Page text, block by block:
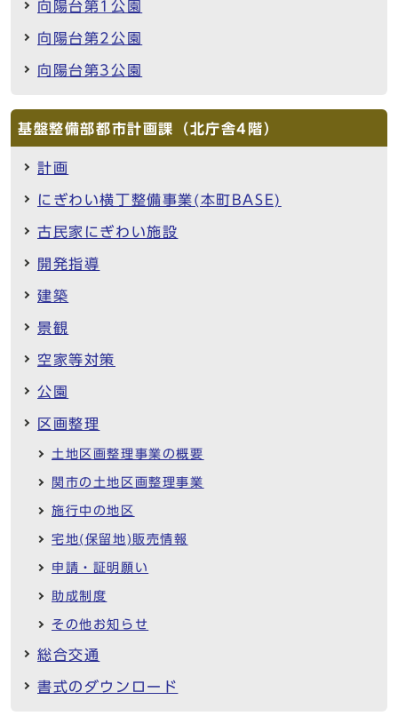
向陽台第1公園
向陽台第2公園
向陽台第3公園
基盤整備部都市計画課（北庁舎4階）
計画
にぎわい横丁整備事業(本町BASE)
古民家にぎわい施設
開発指導
建築
景観
空家等対策
公園
区画整理
土地区画整理事業の概要
関市の土地区画整理事業
施行中の地区
宅地(保留地)販売情報
申請・証明願い
助成制度
その他お知らせ
総合交通
書式のダウンロード